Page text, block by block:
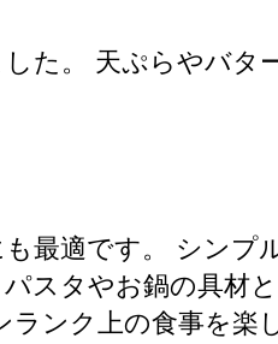
た。 天ぷらやバタ
最適です。 シンプ
スタやお鍋の具材
ンク上の食事を楽